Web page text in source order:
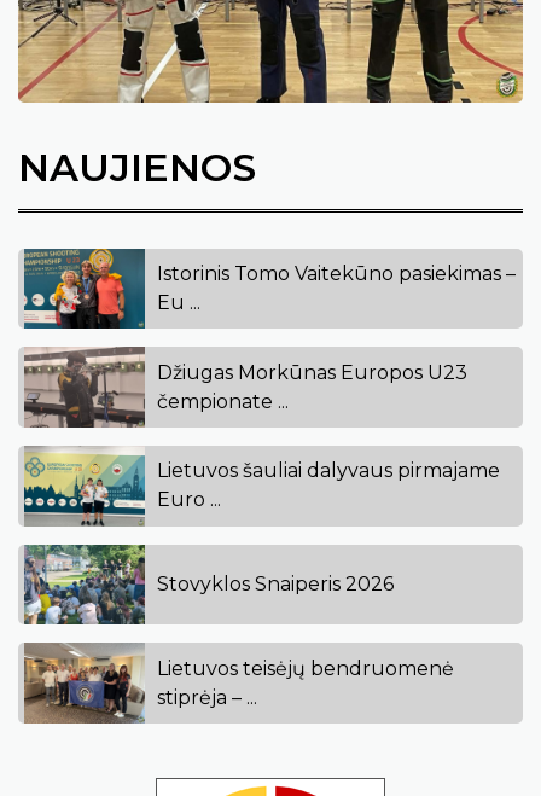
NAUJIENOS
Istorinis Tomo Vaitekūno pasiekimas –
Eu ...
Džiugas Morkūnas Europos U23
čempionate ...
Lietuvos šauliai dalyvaus pirmajame
Euro ...
Stovyklos Snaiperis 2026
Lietuvos teisėjų bendruomenė
stiprėja – ...